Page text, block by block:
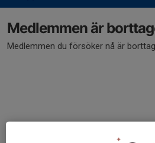
Medlemmen är
Medlemmen du försöker nå är